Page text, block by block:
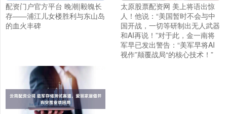
配资门户官方平台 晚潮|毅魄长
存——浦江儿女楼胜利与东山岛
的血火丰碑
太原股票配资网 美上将语出惊
人！他说：“美国暂时不会与中
国开战，一切等研制出无人武器
和AI再说！”对于此，金一南将
军早已发出警告：“美军早将AI
视作”颠覆战局“的核心技术！”